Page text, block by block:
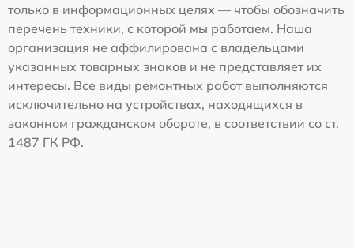
только в информационных целях — чтобы обозначить
перечень техники, с которой мы работаем. Наша
организация не аффилирована с владельцами
указанных товарных знаков и не представляет их
интересы. Все виды ремонтных работ выполняются
исключительно на устройствах, находящихся в
законном гражданском обороте, в соответствии со ст.
1487 ГК РФ.